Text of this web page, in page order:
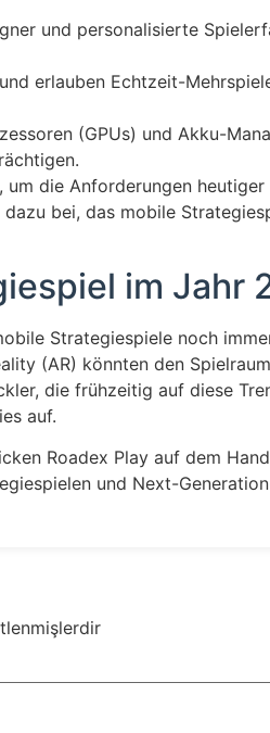
und personalisierte
erlauben Echtzeit-
(GPUs) und Akku-
die Anforderungen
bei, das mobile
im Jahr
Strategiespiele noch
(AR) könnten den
die frühzeitig auf diese
auf.
Roadex Play auf dem
und Next-